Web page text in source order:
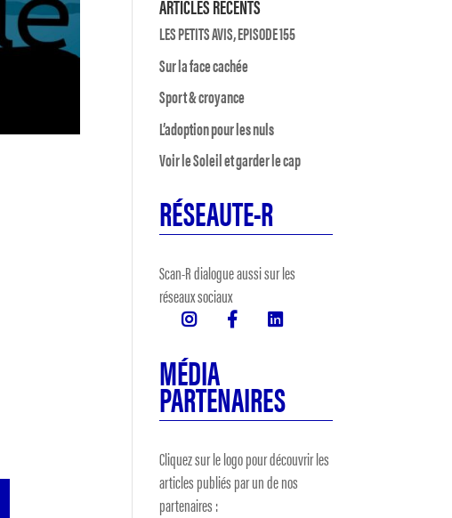
ARTICLES RÉCENTS
LES PETITS AVIS, EPISODE 155
Sur la face cachée
Sport & croyance
L’adoption pour les nuls
Voir le Soleil et garder le cap
RÉSEAUTE-R
Scan-R dialogue aussi sur les
réseaux sociaux
MÉDIA
PARTENAIRES
Cliquez sur le logo pour découvrir les
articles publiés par un de nos
partenaires :